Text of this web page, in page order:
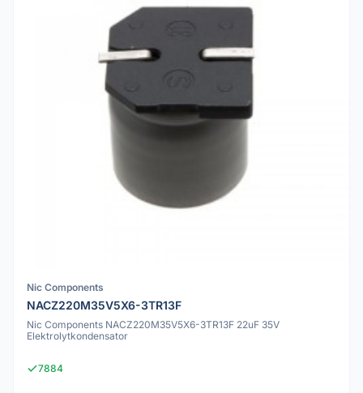
Nic Components
NACZ220M35V5X6-3TR13F
Nic Components NACZ220M35V5X6-3TR13F 22uF 35V
Elektrolytkondensator
7884